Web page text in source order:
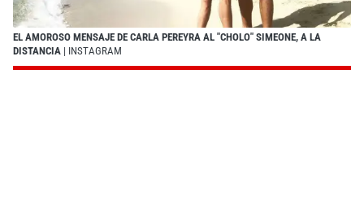
EL AMOROSO MENSAJE DE CARLA PEREYRA AL "CHOLO" SIMEONE, A LA
DISTANCIA | INSTAGRAM